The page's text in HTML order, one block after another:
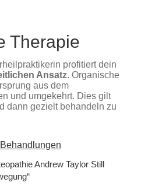
Therapie
profitiert dein
Ansatz. Organische
aus dem
und umgekehrt. Dies gilt
dann gezielt behandeln zu
Andrew Taylor Still